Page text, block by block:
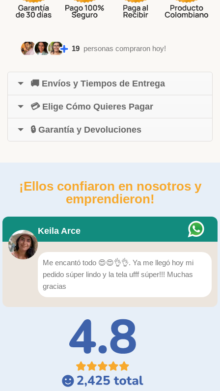
19 personas compraron hoy!
🚚 Envíos y Tiempos de Entrega
💳 Elige Cómo Quieres Pagar
🔒 Garantía y Devoluciones
¡Ellos confiaron en nosotros y
emprendieron!
Keila Arce
Me encantó todo 😍😍👌👌. Ya me llegó hoy mi
pedido súper lindo y la tela ufff súper!!! Muchas
gracias